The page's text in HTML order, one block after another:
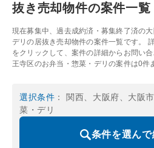
抜き売却物件の案件一覧
現在募集中、過去成約済・募集終了済の
デリの居抜き売却物件の案件一覧です。
をクリックして、案件の詳細からお問い
王寺区のお弁当・惣菜・デリの案件は0件
選択条件 ： 関西、大阪府、大阪
菜・デリ
条件を選ん